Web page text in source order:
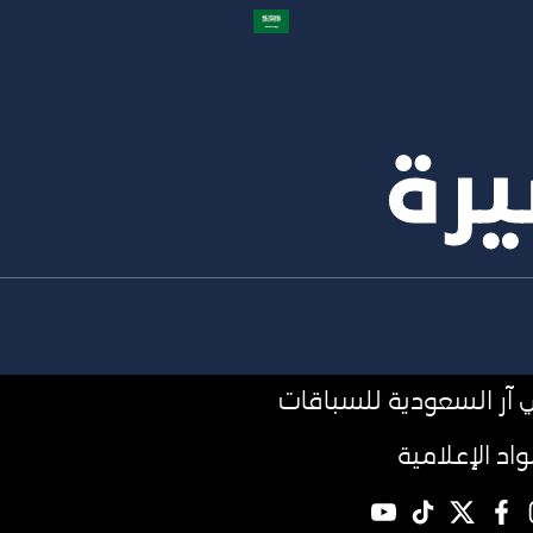
السعودية للسباقات
الإعلامية